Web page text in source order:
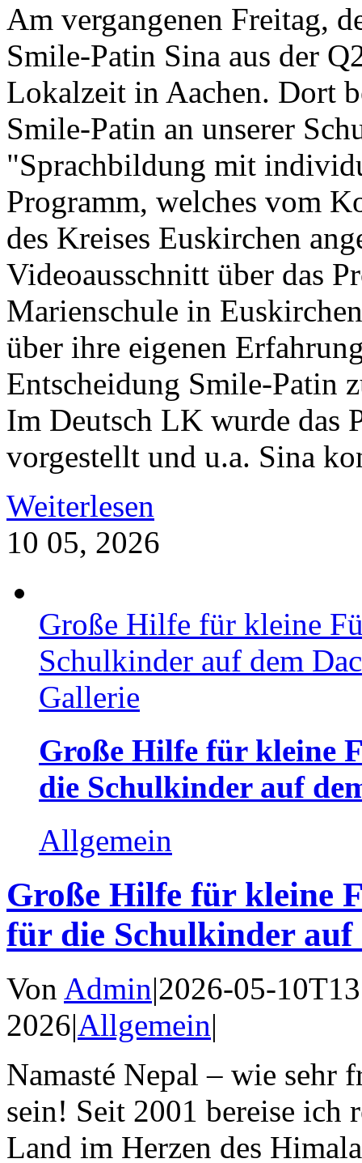
Am vergangenen Freitag,
Smile-Patin Sina aus der
Lokalzeit in Aachen. Dort
Smile-Patin an unserer
"Sprachbildung mit
Programm, welches vom
des Kreises Euskirchen
Videoausschnitt über das
Marienschule in
über ihre eigenen
Entscheidung Smile-Patin
Im Deutsch LK wurde das
vorgestellt und u.a. Sina
Weiterlesen
10 05, 2026
Große Hilfe für kleine
Schulkinder auf dem
Gallerie
Große Hilfe für kleine
die Schulkinder auf
Allgemein
Große Hilfe für kleine
für die Schulkinder auf
Von Admin|2026-05-
2026|Allgemein|
Namasté Nepal – wie sehr
sein! Seit 2001 bereise ich
Land im Herzen des